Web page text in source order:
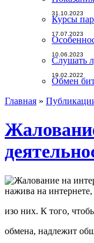
31.10.2023
Курсы
17.07.2023
10.06.2023
Слушать
19.02.2022
Обмен
Главная »
нажива на
изо них. К того,
обмена, надлежит